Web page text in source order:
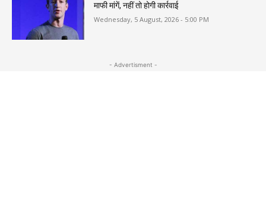
माफी मांगें, नहीं तो होगी कार्रवाई
Wednesday, 5 August, 2026 - 5:00 PM
- Advertisment -